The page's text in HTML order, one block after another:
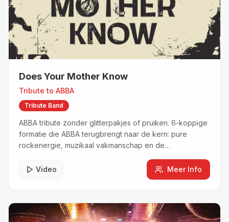
Does Your Mother Know
Tribute to ABBA
Tribute Band
ABBA tribute zonder glitterpakjes of pruiken. 6-koppige
formatie die ABBA terugbrengt naar de kern: pure
rockenergie, muzikaal vakmanschap en de
Video
Meer Info